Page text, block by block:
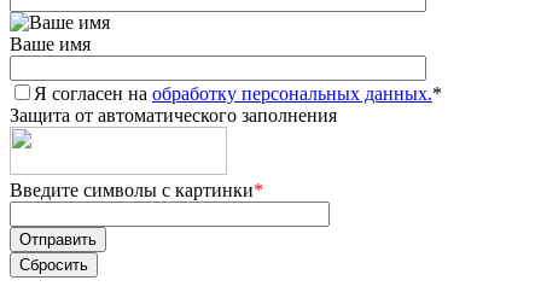
Ваше имя
Я согласен на обработку персональных данных.*
Защита от автоматического заполнения
Введите символы с картинки*